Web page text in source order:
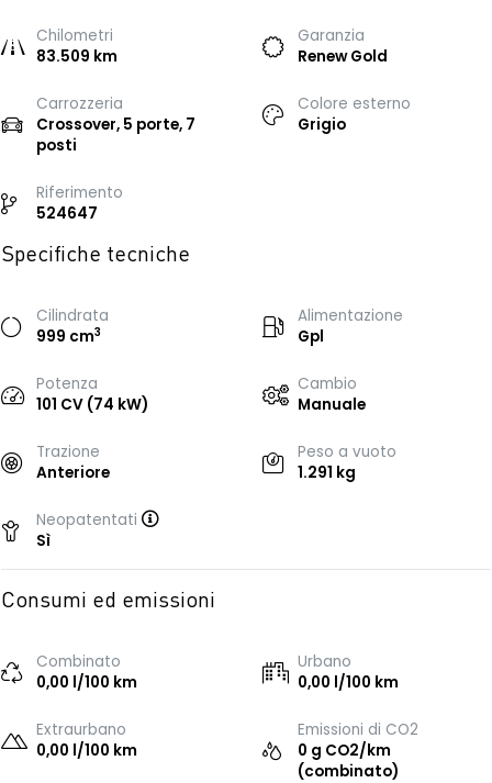
Chilometri
83.509 km
Garanzia
Renew Gold
Carrozzeria
Crossover, 5 porte, 7
posti
Colore esterno
Grigio
Riferimento
524647
Specifiche tecniche
Cilindrata
999 cm3
Alimentazione
Gpl
Potenza
101 CV (74 kW)
Cambio
Manuale
Trazione
Anteriore
Peso a vuoto
1.291 kg
Neopatentati
Sì
Consumi ed emissioni
Combinato
0,00 l/100 km
Urbano
0,00 l/100 km
Extraurbano
0,00 l/100 km
Emissioni di CO2
0 g CO2/km
(combinato)